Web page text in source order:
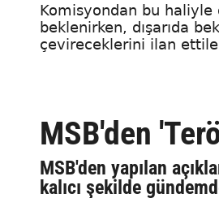
Komisyondan bu
beklenirken, dışarıda
çevireceklerini ilan
MSB'den
MSB'den yapılan
kalıcı şekilde